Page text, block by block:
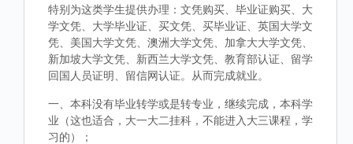
特别为这类学生提供办理：文凭购买、毕业证购买、大
学文凭、大学毕业证、买文凭、买毕业证、英国大学文
凭、美国大学文凭、澳洲大学文凭、加拿大大学文凭、
新加坡大学文凭、新西兰大学文凭、教育部认证、留学
回国人员证明、留信网认证。从而完成就业。
一、本科没有毕业转学或是转专业，继续完成，本科学
业（这也适合，大一大二挂科，不能进入大三课程，学
习的）；